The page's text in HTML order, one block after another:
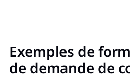
Exemples de
de demande de